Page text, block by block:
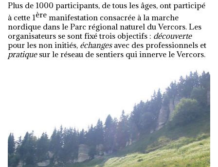
Plus de 1000 participants, de tous les âges, ont participé
à cette 1ère manifestation consacrée à la marche
nordique dans le Parc régional naturel du Vercors. Les
organisateurs se sont fixé trois objectifs : découverte
pour les non initiés, échangesavec des professionnels et
pratiquesur le réseau de sentiers qui innerve le Vercors.